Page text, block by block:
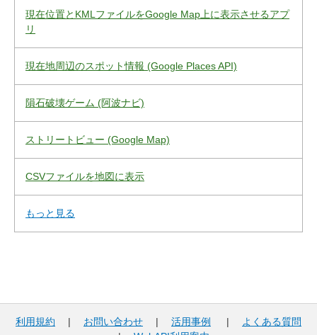
現在位置とKMLファイルをGoogle Map上に表示させるアプ
リ
現在地周辺のスポット情報 (Google Places API)
隕石破壊ゲーム (阿波ナビ)
ストリートビュー (Google Map)
CSVファイルを地図に表示
もっと見る
利用規約 | お問い合わせ | 活用事例 |
よくある質問